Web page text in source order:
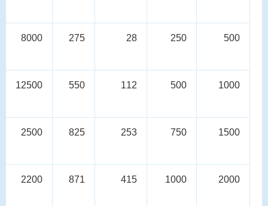
500
250
28
275
8000
1000
500
112
550
12500
1500
750
253
825
2500
2000
1000
415
871
2200